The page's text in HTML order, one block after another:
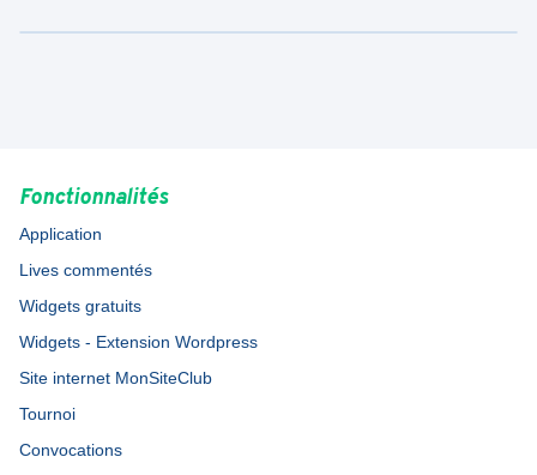
Fonctionnalités
Application
Lives commentés
Widgets gratuits
Widgets - Extension Wordpress
Site internet MonSiteClub
Tournoi
Convocations